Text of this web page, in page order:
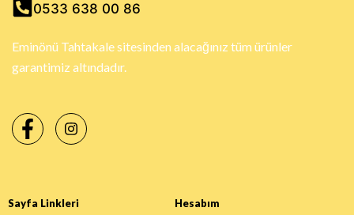
0533 638 00 86
Eminönü Tahtakale sitesinden alacağınız tüm ürünler
garantimiz altındadır.
Sayfa Linkleri Hesabım